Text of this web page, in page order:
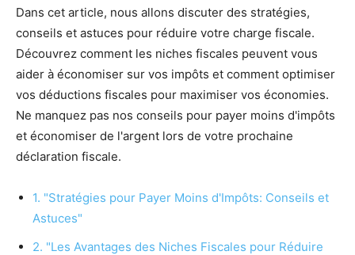
Dans cet article, nous allons discuter des stratégies,
conseils et astuces pour réduire votre charge fiscale.
Découvrez comment les niches fiscales peuvent vous
aider à économiser sur vos impôts et comment optimiser
vos déductions fiscales pour maximiser vos économies.
Ne manquez pas nos conseils pour payer moins d'impôts
et économiser de l'argent lors de votre prochaine
déclaration fiscale.
1. "Stratégies pour Payer Moins d'Impôts: Conseils et
Astuces"
2. "Les Avantages des Niches Fiscales pour Réduire